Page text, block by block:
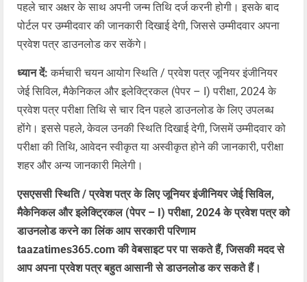
पहले चार अक्षर के साथ अपनी जन्म तिथि दर्ज करनी होगी। इसके बाद
पोर्टल पर उम्मीदवार की जानकारी दिखाई देगी, जिससे उम्मीदवार अपना
प्रवेश पत्र डाउनलोड कर सकेंगे।
ध्यान दें: कर्मचारी चयन आयोग स्थिति / प्रवेश पत्र जूनियर इंजीनियर
जेई सिविल, मैकेनिकल और इलेक्ट्रिकल (पेपर – I) परीक्षा, 2024 के
प्रवेश पत्र परीक्षा तिथि से चार दिन पहले डाउनलोड के लिए उपलब्ध
होंगे। इससे पहले, केवल उनकी स्थिति दिखाई देगी, जिसमें उम्मीदवार को
परीक्षा की तिथि, आवेदन स्वीकृत या अस्वीकृत होने की जानकारी, परीक्षा
शहर और अन्य जानकारी मिलेगी।
एसएससी स्थिति / प्रवेश पत्र के लिए जूनियर इंजीनियर जेई सिविल,
मैकेनिकल और इलेक्ट्रिकल (पेपर – I) परीक्षा, 2024 के प्रवेश पत्र को
डाउनलोड करने का लिंक आप सरकारी परिणाम
taazatimes365.com की वेबसाइट पर पा सकते हैं, जिसकी मदद से
आप अपना प्रवेश पत्र बहुत आसानी से डाउनलोड कर सकते हैं।